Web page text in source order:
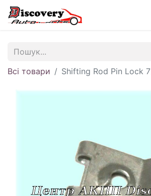
Всі товари Shifting Rod Pin Lock